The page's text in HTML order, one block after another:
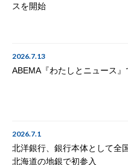
スを開始
2026.7.13
ABEMA『わたしとニュース
2026.7.1
北洋銀行、銀行本体として全
北海道の地銀で初参入